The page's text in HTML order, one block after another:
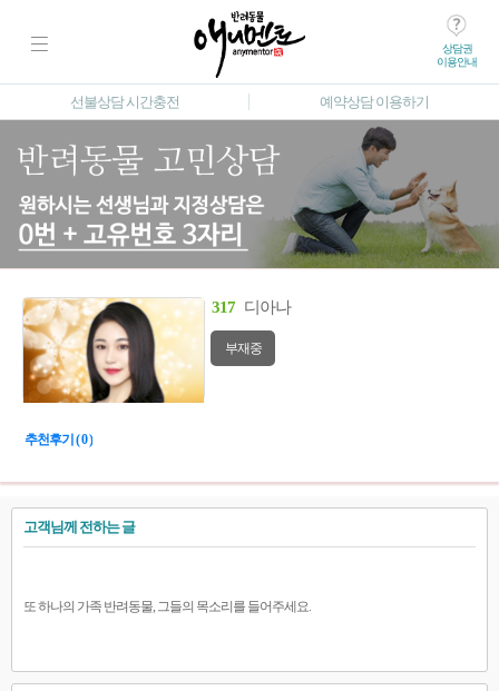
상담권
이용안내
선불상담 시간충전 예약상담 이용하기
317 디아나
부재중
추천후기 ( 0 )
고객님께 전하는 글
또 하나의 가족 반려동물, 그들의 목소리를 들어주세요.